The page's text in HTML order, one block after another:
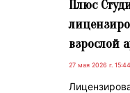
Плюс
взрослой
27 мая 2026 г. 15:44